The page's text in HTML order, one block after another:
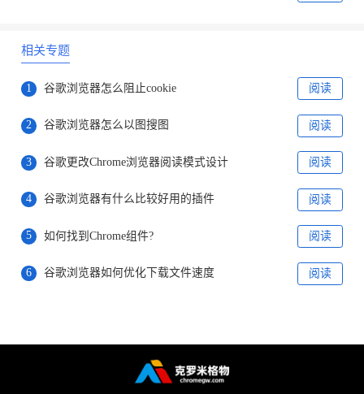
相关专题
1 谷歌浏览器怎么阻止cookie 阅读
2 谷歌浏览器怎么以图搜图 阅读
3 谷歌更改Chrome浏览器阅读模式设计 阅读
4 谷歌浏览器有什么比较好用的插件 阅读
5 如何找到Chrome组件? 阅读
6 谷歌浏览器如何优化下载文件速度 阅读